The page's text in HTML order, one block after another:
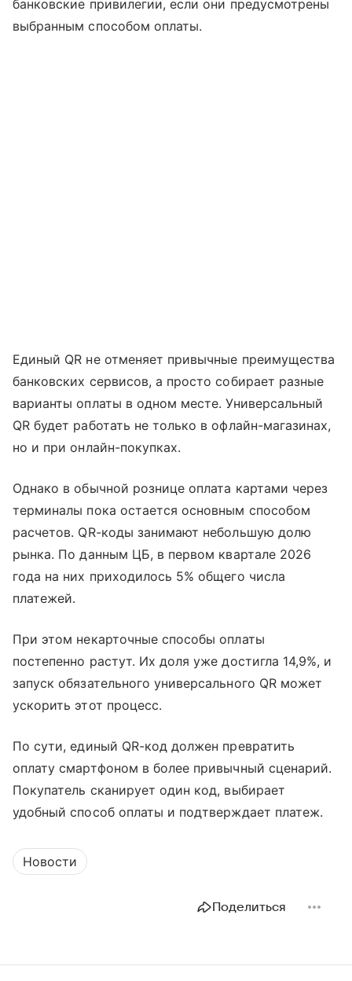
банковские привилегии, если они предусмотрены
выбранным способом оплаты.
Единый QR не отменяет привычные преимущества
банковских сервисов, а просто собирает разные
варианты оплаты в одном месте. Универсальный
QR будет работать не только в офлайн-магазинах,
но и при онлайн-покупках.
Однако в обычной рознице оплата картами через
терминалы пока остается основным способом
расчетов. QR-коды занимают небольшую долю
рынка. По данным ЦБ, в первом квартале 2026
года на них приходилось 5% общего числа
платежей.
При этом некарточные способы оплаты
постепенно растут. Их доля уже достигла 14,9%, и
запуск обязательного универсального QR может
ускорить этот процесс.
По сути, единый QR-код должен превратить
оплату смартфоном в более привычный сценарий.
Покупатель сканирует один код, выбирает
удобный способ оплаты и подтверждает платеж.
Новости
Поделиться